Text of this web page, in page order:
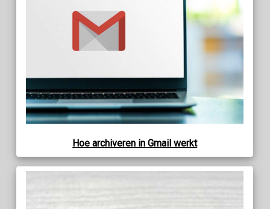
Hoe archiveren in Gmail werkt